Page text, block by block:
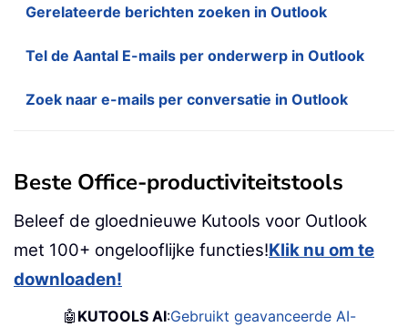
Gerelateerde berichten zoeken in Outlook
Tel de Aantal E-mails per onderwerp in Outlook
Zoek naar e-mails per conversatie in Outlook
Beste Office-productiviteitstools
Beleef de gloednieuwe Kutools voor Outlook
met 100+ ongelooflijke functies!Klik nu om te
downloaden!
🤖 KUTOOLS AI:Gebruikt geavanceerde AI-